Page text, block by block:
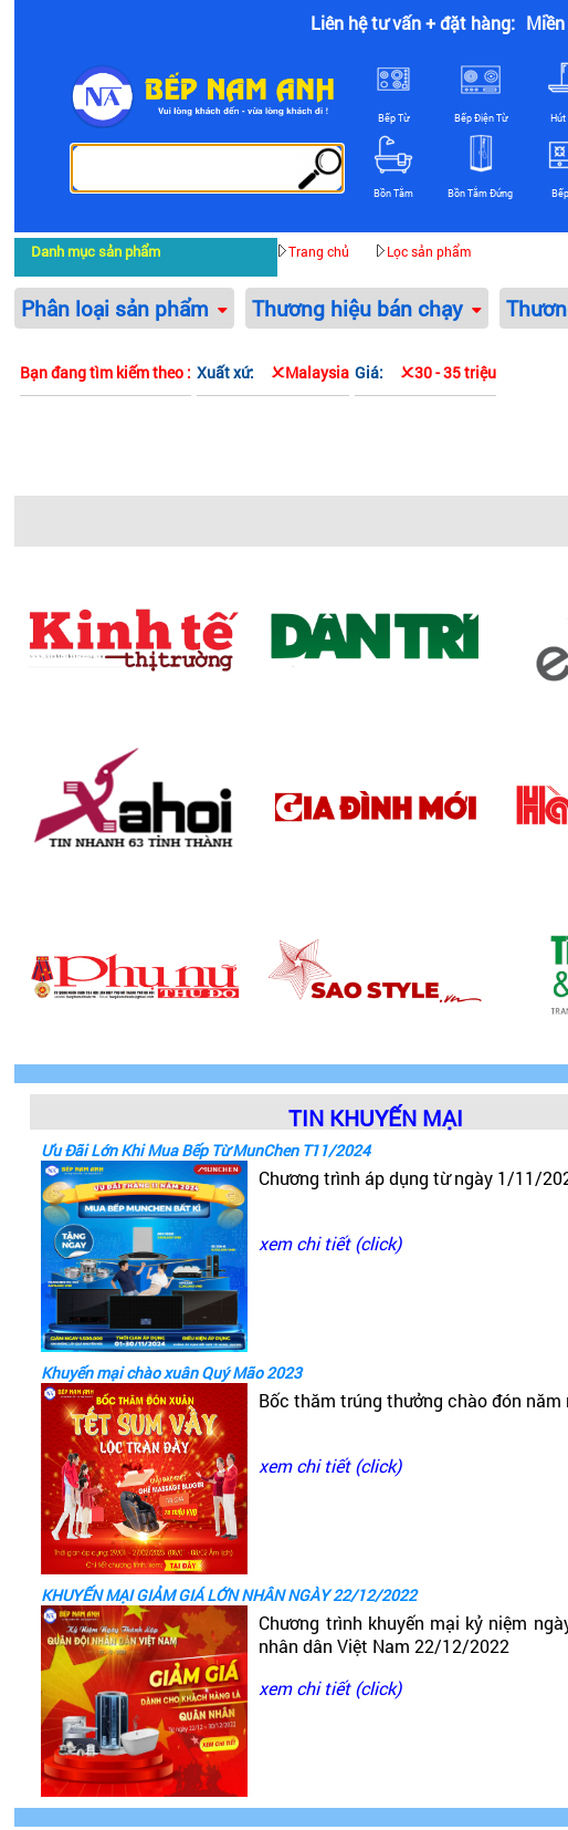
Liên hệ tư vấn + đặt hàng:
Bếp Từ Bếp Điện Từ Hút
Bồn Tắm Bồn Tắm Đứng
Danh mục sản phẩm Trang chủ Lọc sản phẩm
Phân loại sản phẩm Thương hiệu bán chạy
Bạn đang tìm kiếm theo : Xuất xứ: Malaysia Giá: 30 - 35 triệu
TIN KHUYẾN MẠI
Ưu Đãi Lớn Khi Mua Bếp Từ MunChen T11/2024
Chương trình áp dụng từ ngày 1/11/
xem chi tiết (click)
Khuyến mại chào xuân Quý Mão 2023
Bốc thăm trúng thưởng chào đón năm
xem chi tiết (click)
KHUYẾN MẠI GIẢM GIÁ LỚN NHÂN NGÀY 22/12/2022
Chương trình khuyến mại kỷ niệm
nhân dân Việt Nam 22/12/2022
xem chi tiết (click)